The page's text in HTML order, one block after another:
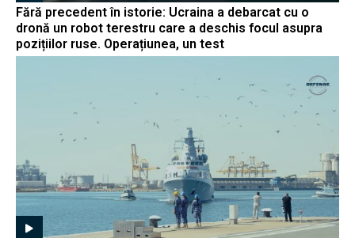
Fără precedent în istorie: Ucraina a debarcat cu o
dronă un robot terestru care a deschis focul asupra
pozițiilor ruse. Operațiunea, un test